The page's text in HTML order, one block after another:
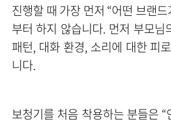
진행할 때 가장 먼저 “어떤 브랜
부터 하지 않습니다. 먼저 부모님
패턴, 대화 환경, 소리에 대한 피
니다.
보청기를 처음 착용하는 분들은 “